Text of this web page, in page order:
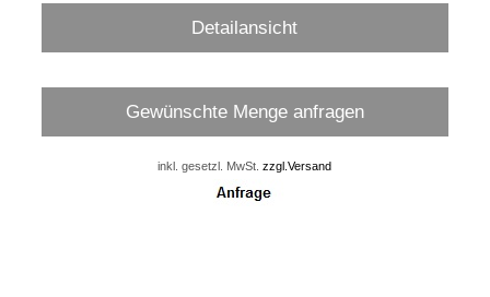
Detailansicht
Gewünschte Menge anfragen
inkl. gesetzl. MwSt.zzgl.Versand